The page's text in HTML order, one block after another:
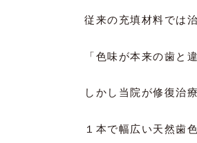
従来の充填材料では
「色味が本来の歯と
しかし当院が修復治
１本で幅広い天然歯